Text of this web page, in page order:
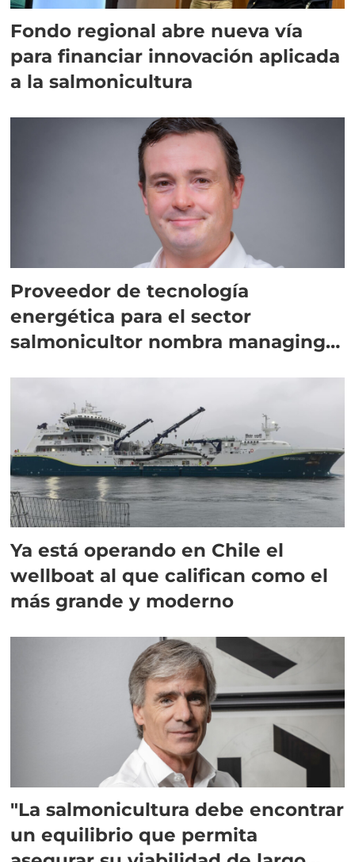
Fondo regional abre nueva vía
para financiar innovación aplicada
a la salmonicultura
Proveedor de tecnología
energética para el sector
salmonicultor nombra managing
Ya está operando en Chile el
wellboat al que califican como el
más grande y moderno
"La salmonicultura debe encontrar
un equilibrio que permita